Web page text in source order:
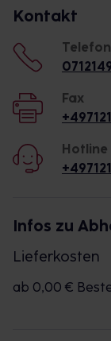
Kontakt
Telefon
Fax
Hotline
Infos zu
Lieferkosten
ab 0,00 €